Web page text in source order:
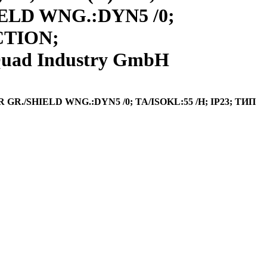
WNG.:DYN5 /0;
Industry GmbH
SHIELD WNG.:DYN5 /0; TA/ISOKL:55 /H; IP23; ТИП